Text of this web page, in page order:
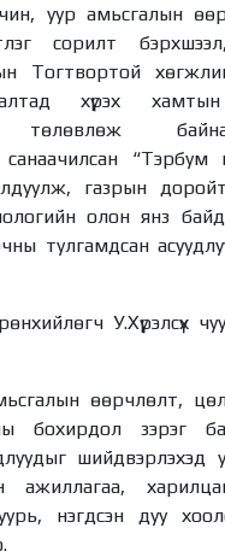
уур амьсгалын
сорилт
Тогтвортой
хүрэх хамтын
төлөвлөж
“Тэрбум
газрын
олон янз
тулгамдсан
У.Хүрэлсүх
өөрчлөлт,
бохирдол зэрэг
шийдвэрлэхэд
ажиллагаа,
нэгдсэн дуу